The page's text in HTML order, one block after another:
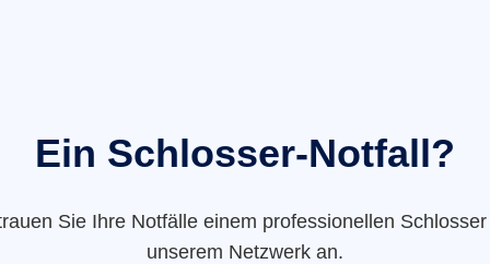
Ein Schlosser-Notfall?
Sie Ihre Notfälle einem professionellen
unserem Netzwerk an.